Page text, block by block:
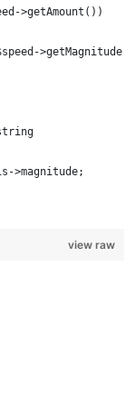
>getAmount())
>magnitude;
view raw